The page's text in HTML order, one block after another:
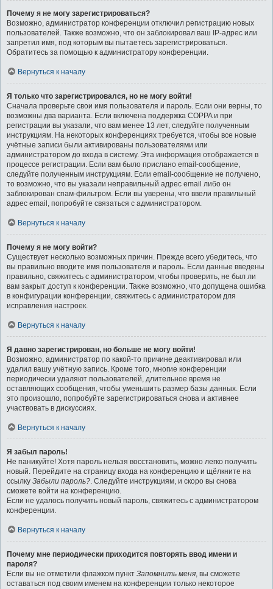
Почему я не могу зарегистрироваться?
Возможно, администратор конференции отключил регистрацию новых
пользователей. Также возможно, что он заблокировал ваш IP-адрес или
запретил имя, под которым вы пытаетесь зарегистрироваться.
Обратитесь за помощью к администратору конференции.
Вернуться к началу
Я только что зарегистрировался, но не могу войти!
Сначала проверьте свои имя пользователя и пароль. Если они верны, то
возможны два варианта. Если включена поддержка COPPA и при
регистрации вы указали, что вам менее 13 лет, следуйте полученным
инструкциям. На некоторых конференциях требуется, чтобы все новые
учётные записи были активированы пользователями или
администратором до входа в систему. Эта информация отображается в
процессе регистрации. Если вам было прислано email-сообщение,
следуйте полученным инструкциям. Если email-сообщение не получено,
то возможно, что вы указали неправильный адрес email либо он
заблокирован спам-фильтром. Если вы уверены, что ввели правильный
адрес email, попробуйте связаться с администратором.
Вернуться к началу
Почему я не могу войти?
Существует несколько возможных причин. Прежде всего убедитесь, что
вы правильно вводите имя пользователя и пароль. Если данные введены
правильно, свяжитесь с администратором, чтобы проверить, не был ли
вам закрыт доступ к конференции. Также возможно, что допущена ошибка
в конфигурации конференции, свяжитесь с администратором для
исправления настроек.
Вернуться к началу
Я давно зарегистрирован, но больше не могу войти!
Возможно, администратор по какой-то причине деактивировал или
удалил вашу учётную запись. Кроме того, многие конференции
периодически удаляют пользователей, длительное время не
оставляющих сообщения, чтобы уменьшить размер базы данных. Если
это произошло, попробуйте зарегистрироваться снова и активнее
участвовать в дискуссиях.
Вернуться к началу
Я забыл пароль!
Не паникуйте! Хотя пароль нельзя восстановить, можно легко получить
новый. Перейдите на страницу входа на конференцию и щёлкните на
ссылку Забыли пароль?. Следуйте инструкциям, и скоро вы снова
сможете войти на конференцию.
Если не удалось получить новый пароль, свяжитесь с администратором
конференции.
Вернуться к началу
Почему мне периодически приходится повторять ввод имени и
пароля?
Если вы не отметили флажком пункт Запомнить меня, вы сможете
оставаться под своим именем на конференции только некоторое